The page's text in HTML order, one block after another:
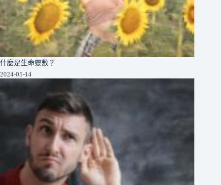
什麼是生命靈數？
2024-05-14